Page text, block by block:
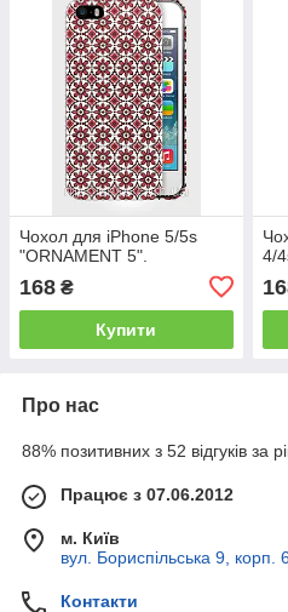
Чохол для iPhone 5/5s
"ORNAMENT 5".
168 ₴
Купити
4/
Про нас
88% позитивних з 52 відгуків за
Працює з 07.06.2012
м. Київ
вул. Бориспільська 9, корп.
Контакти